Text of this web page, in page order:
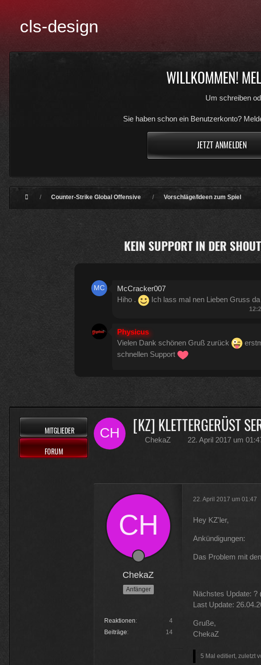
cls-design
WILLKOMMEN!
Um schreiben
Sie haben schon ein Benutzerkonto?
JETZT ANMELDEN
Counter-Strike Global Offensive Vorschläge/Ideen zum Spiel
KEIN SUPPORT IN DER
McCracker007
Hiho .
Ich lass mal nen Lieben Gruss da
Physicus
Vielen Dank schönen Gruß zurück
schnellen Support
13:47
McCracker007
Muss ich auch alles machen .
Kratze
Physicus
Ja bei mir sind es 130 € für Woltlab und
ätzend, wie schnell alles einem aus der
Ja das ist echt wild. Vor allem wenn man
hälfte .
MITGLIEDER
FORUM
[KZ] KLETTERGERÜST
ChekaZ 22. April 2017 um
ChekaZ
Anfänger
Reaktionen
4
Beiträge
14
22. April 2017 um 01:47
Hey KZ'ler,
Ankündigungen:
Das Problem mit
Nächstes Update: ?
Last Update:
Gruße,
ChekaZ
5 Mal editiert, zuletzt